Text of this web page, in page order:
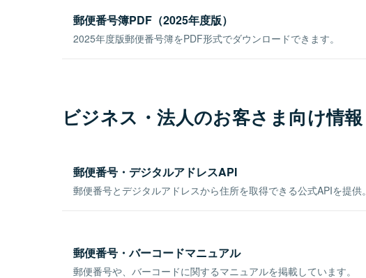
郵便番号簿PDF（2025年度版）
2025年度版郵便番号簿をPDF形式でダウンロードできます。
ビジネス・法人のお客さま向け情報
郵便番号・デジタルアドレスAPI
郵便番号とデジタルアドレスから住所を取得できる公式APIを提供。
郵便番号・バーコードマニュアル
郵便番号や、バーコードに関するマニュアルを掲載しています。